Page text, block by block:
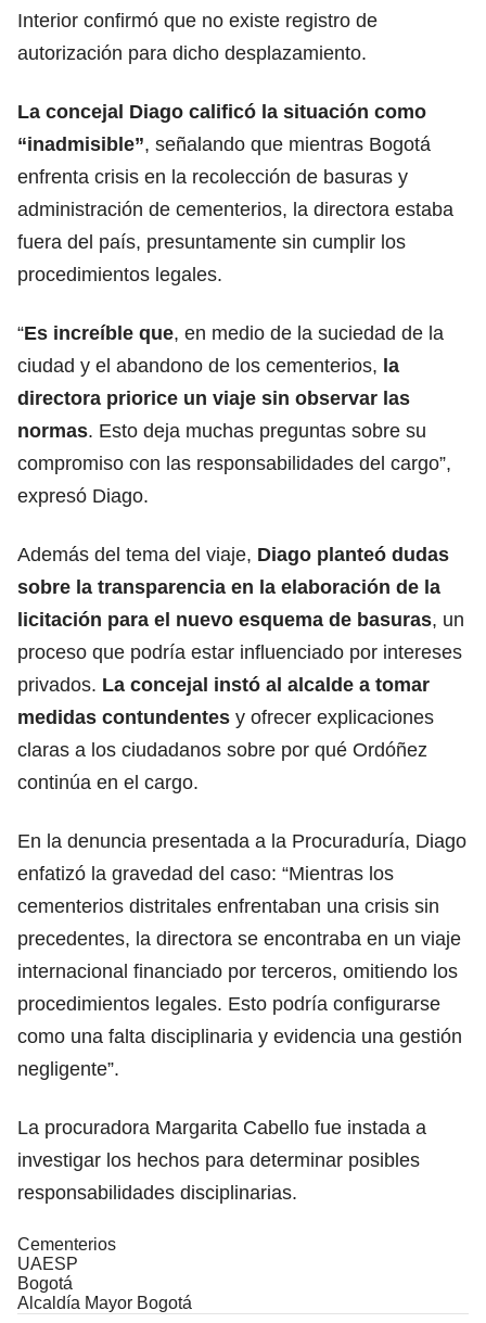
Interior confirmó que no existe registro de
autorización para dicho desplazamiento.
La concejal Diago calificó la situación como
“inadmisible”, señalando que mientras Bogotá
enfrenta crisis en la recolección de basuras y
administración de cementerios, la directora estaba
fuera del país, presuntamente sin cumplir los
procedimientos legales.
“Es increíble que, en medio de la suciedad de la
ciudad y el abandono de los cementerios, la
directora priorice un viaje sin observar las
normas. Esto deja muchas preguntas sobre su
compromiso con las responsabilidades del cargo”,
expresó Diago.
Además del tema del viaje, Diago planteó dudas
sobre la transparencia en la elaboración de la
licitación para el nuevo esquema de basuras, un
proceso que podría estar influenciado por intereses
privados. La concejal instó al alcalde a tomar
medidas contundentes y ofrecer explicaciones
claras a los ciudadanos sobre por qué Ordóñez
continúa en el cargo.
En la denuncia presentada a la Procuraduría, Diago
enfatizó la gravedad del caso: “Mientras los
cementerios distritales enfrentaban una crisis sin
precedentes, la directora se encontraba en un viaje
internacional financiado por terceros, omitiendo los
procedimientos legales. Esto podría configurarse
como una falta disciplinaria y evidencia una gestión
negligente”.
La procuradora Margarita Cabello fue instada a
investigar los hechos para determinar posibles
responsabilidades disciplinarias.
Cementerios
UAESP
Bogotá
Alcaldía Mayor Bogotá